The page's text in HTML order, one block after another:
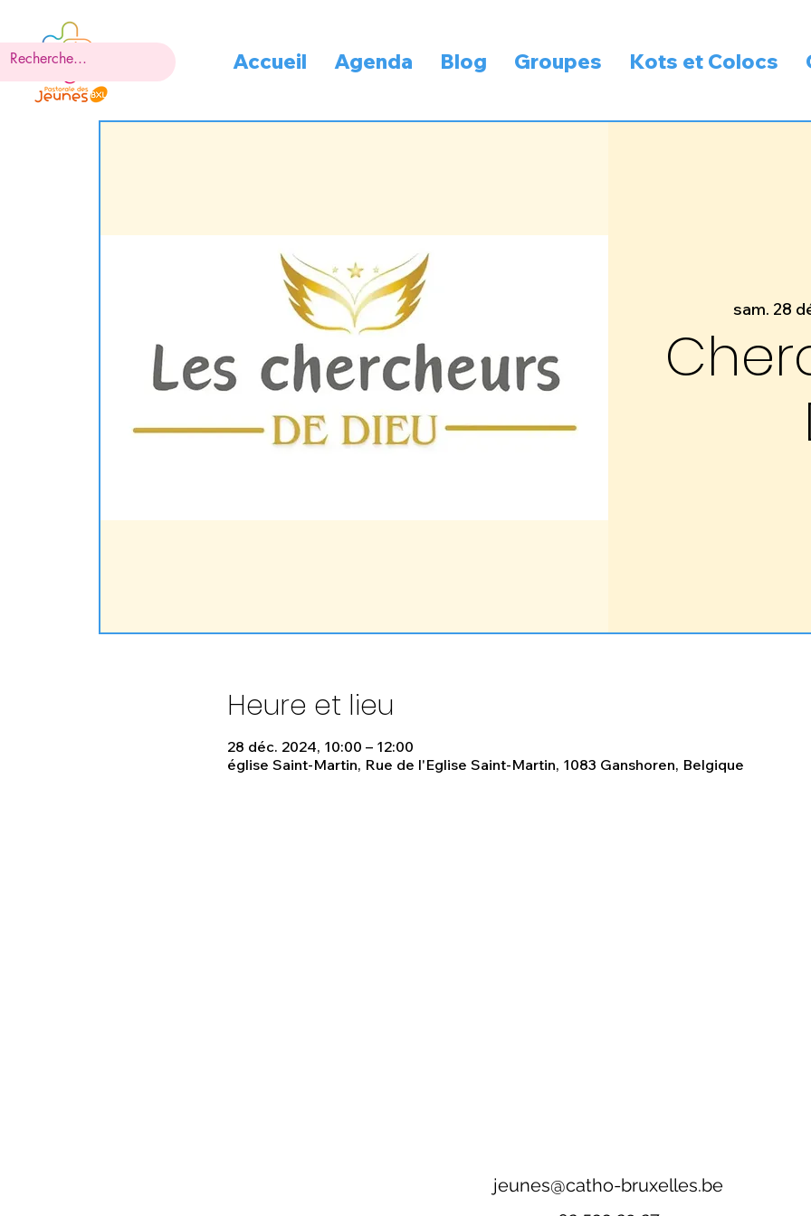
Accueil Agenda Blog Groupes Kots et Colocs
sam. 28
Heure et lieu
28 déc. 2024, 10:00 – 12:00
église Saint-Martin, Rue de l'Eglise Saint-Martin, 1083 Ganshoren, Belgique
jeunes@catho-bruxelles.be